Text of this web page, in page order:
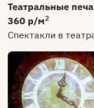
Театральные
360 р/м2
Спектакли в